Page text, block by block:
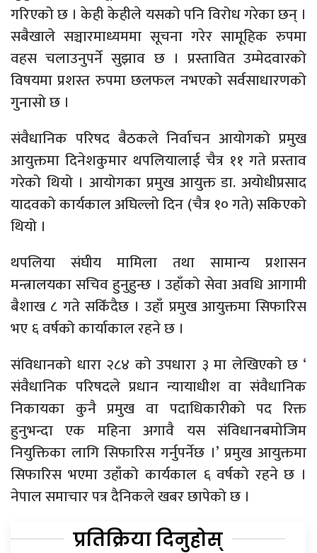
गरिएको छ । केही केहीले यसको पनि विरोध गरेका छन् ।
सबैखाले सञ्चारमाध्यममा सूचना गरेर सामूहिक रुपमा
वहस चलाउनुपर्ने सुझाव छ । प्रस्तावित उम्मेदवारको
विषयमा प्रशस्त रुपमा छलफल नभएको सर्वसाधारणको
गुनासो छ ।
संवैधानिक परिषद बैठकले निर्वाचन आयोगको प्रमुख
आयुक्तमा दिनेशकुमार थपलियालाई चैत्र ११ गते प्रस्ताव
गरेको थियो । आयोगका प्रमुख आयुक्त डा. अयोधीप्रसाद
यादवको कार्यकाल अघिल्लो दिन (चैत्र १० गते) सकिएको
थियो ।
थपलिया संघीय मामिला तथा सामान्य प्रशासन
मन्त्रालयका सचिव हुनुहुन्छ । उहाँको सेवा अवधि आगामी
बैशाख ८ गते सकिँदैछ । उहाँ प्रमुख आयुक्तमा सिफारिस
भए ६ वर्षको कार्याकाल रहने छ ।
संविधानको धारा २८४ को उपधारा ३ मा लेखिएको छ ‘
संवैधानिक परिषदले प्रधान न्यायाधीश वा संवैधानिक
निकायका कुनै प्रमुख वा पदाधिकारीको पद रिक्त
हुनुभन्दा एक महिना अगावै यस संविधानबमोजिम
नियुक्तिका लागि सिफारिस गर्नुपर्नेछ ।’ प्रमुख आयुक्तमा
सिफारिस भएमा उहाँको कार्यकाल ६ वर्षको रहने छ ।
नेपाल समाचार पत्र दैनिकले खबर छापेको छ ।
प्रतिक्रिया दिनुहोस्